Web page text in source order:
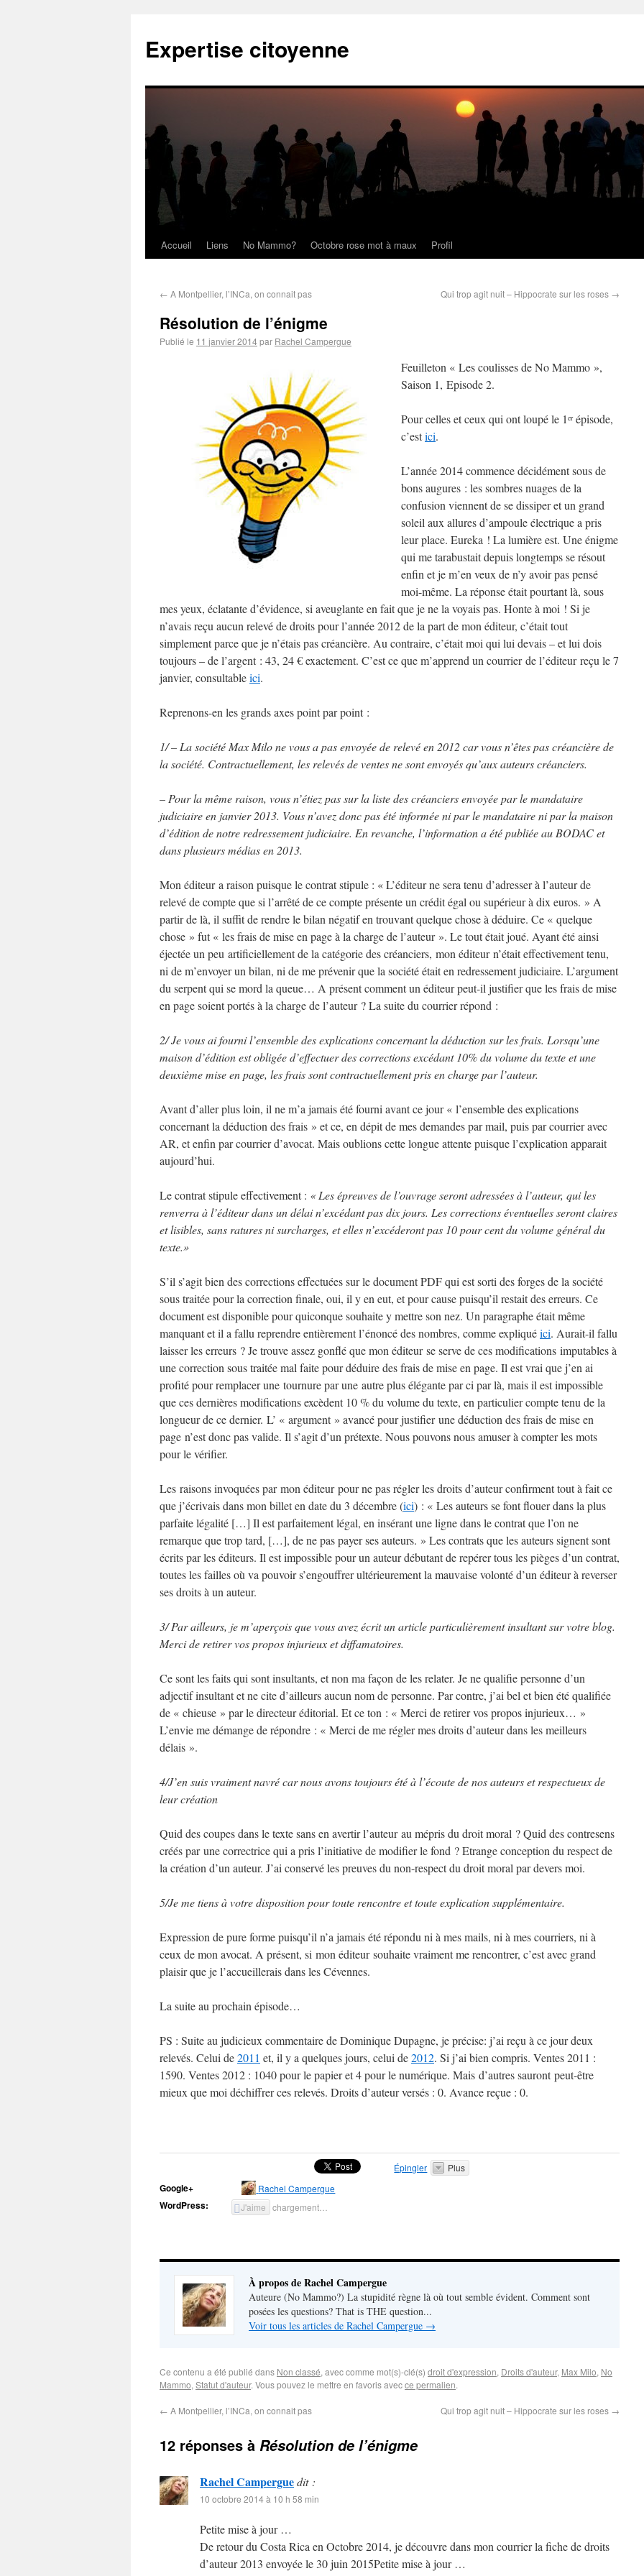
Expertise citoyenne
Accueil Liens No Mammo? Octobre rose mot à maux Profil
← A Montpellier, l’INCa, on connait pas Qui trop agit nuit – Hippocrate sur les roses →
Résolution de l’énigme
Publié le 11 janvier 2014par Rachel Campergue
Feuilleton « Les coulisses de No Mammo »,
Saison 1, Episode 2.
Pour celles et ceux qui ont loupé le 1 erépisode,
c’estici.
L’année 2014 commence décidément sous de
bons augures : les sombres nuages de la
confusion viennent de se dissiper et un grand
soleil aux allures d’ampoule électrique a pris
leur place. Eureka ! La lumière est. Une énigme
qui me tarabustait depuis longtemps se résout
enfin et je m’en veux de n’y avoir pas pensé
moi-même. La réponse était pourtant là, sous
mes yeux, éclatante d’évidence, si aveuglante en fait que je ne la voyais pas. Honte à moi ! Si je
n’avais reçu aucun relevé de droits pour l’année 2012 de la part de mon éditeur, c’était tout
simplement parce que je n’étais pas créancière. Au contraire, c’était moi qui lui devais – et lui dois
toujours – de l’argent : 43, 24 € exactement. C’est ce que m’apprend un courrier de l’éditeur reçu le 7
janvier, consultableici.
Reprenons-en les grands axes point par point :
1/ – La société Max Milo ne vous a pas envoyée de relevé en 2012 car vous n’êtes pas créancière de
la société. Contractuellement, les relevés de ventes ne sont envoyés qu’aux auteurs créanciers.
– Pour la même raison, vous n’étiez pas sur la liste des créanciers envoyée par le mandataire
judiciaire en janvier 2013. Vous n’avez donc pas été informée ni par le mandataire ni par la maison
d’édition de notre redressement judiciaire. En revanche, l’information a été publiée au BODAC et
dans plusieurs médias en 2013.
Mon éditeur a raison puisque le contrat stipule : « L’éditeur ne sera tenu d’adresser à l’auteur de
relevé de compte que si l’arrêté de ce compte présente un crédit égal ou supérieur à dix euros. » A
partir de là, il suffit de rendre le bilan négatif en trouvant quelque chose à déduire. Ce « quelque
chose » fut « les frais de mise en page à la charge de l’auteur ». Le tout était joué. Ayant été ainsi
éjectée un peu artificiellement de la catégorie des créanciers, mon éditeur n’était effectivement tenu,
ni de m’envoyer un bilan, ni de me prévenir que la société était en redressement judiciaire. L’argument
du serpent qui se mord la queue… A présent comment un éditeur peut-il justifier que les frais de mise
en page soient portés à la charge de l’auteur ? La suite du courrier répond :
2/ Je vous ai fourni l’ensemble des explications concernant la déduction sur les frais. Lorsqu’une
maison d’édition est obligée d’effectuer des corrections excédant 10% du volume du texte et une
deuxième mise en page, les frais sont contractuellement pris en charge par l’auteur.
Avant d’aller plus loin, il ne m’a jamais été fourni avant ce jour « l’ensemble des explications
concernant la déduction des frais » et ce, en dépit de mes demandes par mail, puis par courrier avec
AR, et enfin par courrier d’avocat. Mais oublions cette longue attente puisque l’explication apparait
aujourd’hui.
Le contrat stipule effectivement : «Les épreuves de l’ouvrage seront adressées à l’auteur, qui les
renverra à l’éditeur dans un délai n’excédant pas dix jours. Les corrections éventuellesseront claires
et lisibles, sans ratures ni surcharges, et elles n’excéderont pas 10pour cent du volume général du
texte.»
S’il s’agit bien des corrections effectuées sur le document PDF qui est sorti des forges de la société
sous traitée pour la correction finale, oui, il y en eut, et pour cause puisqu’il restait des erreurs. Ce
document est disponible pour quiconque souhaite y mettre son nez. Un paragraphe était même
manquant et il a fallu reprendre entièrement l’énoncé des nombres, comme expliquéici. Aurait-il fallu
laisser les erreurs ? Je trouve assez gonflé que mon éditeur se serve de ces modifications imputables à
une correction sous traitée mal faite pour déduire des frais de mise en page. Il est vrai que j’en ai
profité pour remplacer une tournure par une autre plus élégante par ci par là, mais il est impossible
que ces dernières modifications excèdent 10 % du volume du texte, en particulier compte tenu de la
longueur de ce dernier. L’ « argument » avancé pour justifier une déduction des frais de mise en
page n’est donc pas valide. Il s’agit d’un prétexte. Nous pouvons nous amuser à compter les mots
pour le vérifier.
Les raisons invoquées par mon éditeur pour ne pas régler les droits d’auteur confirment tout à fait ce
que j’écrivais dans mon billet en date du 3 décembre (ici) : « Les auteurs se font flouer dans la plus
parfaite légalité […] Il est parfaitement légal, en insérant une ligne dans le contrat que l’on ne
remarque que trop tard, […], de ne pas payer ses auteurs. » Les contrats que les auteurs signent sont
écrits par les éditeurs. Il est impossible pour un auteur débutant de repérer tous les pièges d’un contrat,
toutes les failles où va pouvoir s’engouffrer ultérieurement la mauvaise volonté d’un éditeur à reverser
ses droits à un auteur.
3/ Par ailleurs, je m’aperçois que vous avez écrit un article particulièrement insultant sur votre blog.
Merci de retirer vos propos injurieux et diffamatoires.
Ce sont les faits qui sont insultants, et non ma façon de les relater. Je ne qualifie personne d’un
adjectif insultant et ne cite d’ailleurs aucun nom de personne. Par contre, j’ai bel et bien été qualifiée
de « chieuse » par le directeur éditorial. Et ce ton : « Merci de retirer vos propos injurieux… »
L’envie me démange de répondre : « Merci de me régler mes droits d’auteur dans les meilleurs
délais ».
4/J’en suis vraiment navré car nous avons toujours été à l’écoute de nos auteurs et respectueux de
leur création
Quid des coupes dans le texte sans en avertir l’auteur au mépris du droit moral ? Quid des contresens
créés par une correctrice qui a pris l’initiative de modifier le fond ? Etrange conception du respect de
la création d’un auteur. J’ai conservé les preuves du non-respect du droit moral par devers moi.
5/Je me tiens à votre disposition pour toute rencontre et toute explication supplémentaire.
Expression de pure forme puisqu’il n’a jamais été répondu ni à mes mails, ni à mes courriers, ni à
ceux de mon avocat. A présent, si mon éditeur souhaite vraiment me rencontrer, c’est avec grand
plaisir que je l’accueillerais dans les Cévennes.
La suite au prochain épisode…
PS : Suite au judicieux commentaire de Dominique Dupagne, je précise: j’ai reçu à ce jour deux
relevés. Celui de2011 et, il y a quelques jours, celui de2012. Si j’ai bien compris. Ventes 2011 :
1590. Ventes 2012 : 1040 pour le papier et 4 pour le numérique. Mais d’autres sauront peut-être
mieux que moi déchiffrer ces relevés. Droits d’auteur versés : 0. Avance reçue : 0.
Épingler Plus
Google+ Rachel Campergue
WordPress: J'aime chargement…
À propos de Rachel Campergue
Auteure (No Mammo?) La stupidité règne là où tout semble évident. Comment sont
posées les questions? That is THE question...
Voir tous les articles de Rachel Campergue →
Ce contenu a été publié dans Non classé, avec comme mot(s)-clé(s) droit d'expression, Droits d'auteur, Max Milo, No
Mammo, Statut d'auteur. Vous pouvez le mettre en favoris avecce permalien.
← A Montpellier, l’INCa, on connait pas Qui trop agit nuit – Hippocrate sur les roses →
12 réponses à Résolution de l’énigme
Rachel Camperguedit :
10 octobre 2014 à 10 h 58 min
Petite mise à jour …
De retour du Costa Rica en Octobre 2014, je découvre dans mon courrier la fiche de droits
d’auteur 2013 envoyée le 30 juin 2015Petite mise à jour …